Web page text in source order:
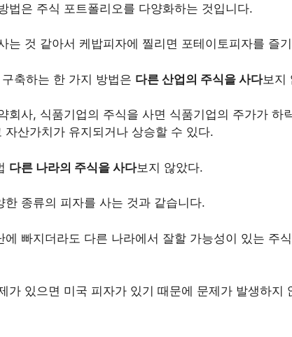
법은 주식 포트폴리오를 다양화하는 것입니다.
는 것 같아서 케밥피자에 찔리면 포테이토피자를 즐
축하는 한 가지 방법은 다른 산업의 주식을 사다보지
회사, 식품기업의 주식을 사면 식품기업의 주가가 하
자산가치가 유지되거나 상승할 수 있다.
다른 나라의 주식을 사다보지 않았다.
한 종류의 피자를 사는 것과 같습니다.
에 빠지더라도 다른 나라에서 잘할 가능성이 있는 주
가 있으면 미국 피자가 있기 때문에 문제가 발생하지